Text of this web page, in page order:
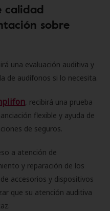
calidad
sobre
una evaluación auditiva y
de audífonos si lo necesita.
, recibirá una prueba
flexible y ayuda de
de seguros.
a atención de
y reparación de los
accesorios y dispositivos
que su atención auditiva